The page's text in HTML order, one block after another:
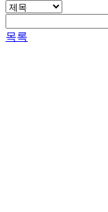
목록